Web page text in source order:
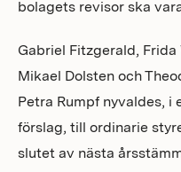
bolagets revisor ska
Gabriel Fitzgerald,
Mikael Dolsten och
Petra Rumpf nyvaldes,
förslag, till ordinarie
slutet av nästa